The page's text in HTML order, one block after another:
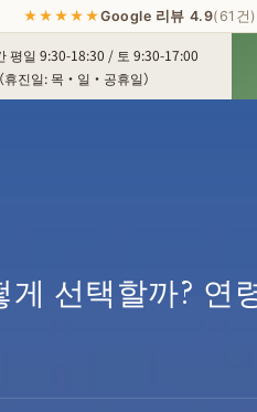
★★★★★Google 리뷰 4.9(61건)
평일 9:30-18:30 / 토 9:30-17:00
（휴진일: 목・일・공휴일）
선택할까? 연